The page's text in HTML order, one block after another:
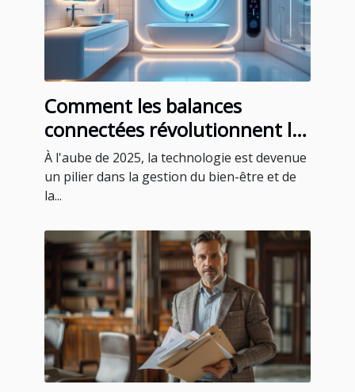
Comment les balances
connectées révolutionnent le
suivi de la santé en 2025
À l'aube de 2025, la technologie est devenue
un pilier dans la gestion du bien-être et de
la...